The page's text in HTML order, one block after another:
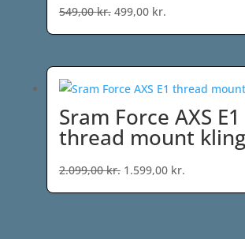
549,00kr. Den
oprindelige
549,00 kr..
499,00 kr.Den
aktuelle
499,00 kr..
Sram Force AXS E1
thread mount
2.099,00kr. Den
oprindelige
1.599,00 kr.
aktuelle